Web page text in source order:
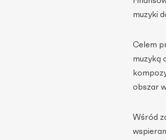
muzyki
Celem
muzyką
obszar
Wśród